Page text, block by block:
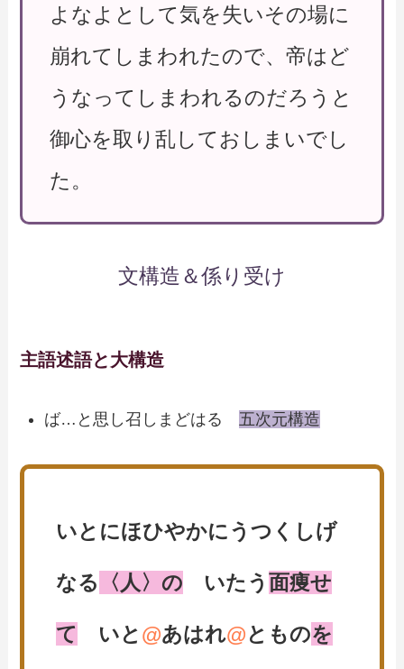
よなよとして気を失いその場に
崩れてしまわれたので、帝はど
うなってしまわれるのだろうと
御心を取り乱しておしまいでし
た。
文構造＆係り受け
主語述語と大構造
ば…と思し召しまどはる 五次元構造
いとにほひやかにうつくしげ
なる 〈人〉の いたう 面痩せ
て いと@あはれ@とものを